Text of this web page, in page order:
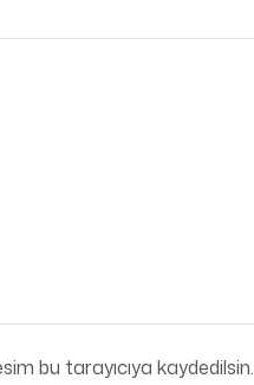
bu tarayıcıya kaydedilsin.